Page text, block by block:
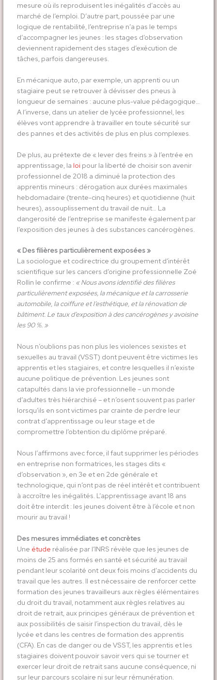
mesure où ils reproduisent les inégalités d’accès au
marché de l’emploi. D’autre part, poussée par une
logique de rentabilité, l’entreprise n’a pas le temps
d’accompagner les jeunes : les stages d’observation
deviennent rapidement des stages d’exécution de
tâches, parfois dangereuses.
En mécanique auto, par exemple, un apprenti ou un
stagiaire peut se retrouver à dévisser des pneus à
longueur de semaines : aucune plus-value pédagogique…
A l’inverse, dans un atelier de lycée professionnel, les
élèves vont apprendre à travailler en toute sécurité sur
des pannes et des activités de plus en plus complexes.
De plus, au prétexte de « lever des freins » à l’entrée en
apprentissage, la loi pour la liberté de choisir son avenir
professionnel de 2018 a diminué la protection des
apprentis mineurs : dérogation aux durées maximales
hebdomadaire (trente-cinq heures) et quotidienne (huit
heures), assouplissement du travail de nuit… La
dangerosité de l’entreprise se manifeste également par
l’exposition des jeunes à des substances cancérogènes.
« Des filières particulièrement exposées »
La sociologue et codirectrice du groupement d’intérêt
scientifique sur les cancers d’origine professionnelle Zoé
Rollin le confirme : « Nous avons identifié des filières
particulièrement exposées, la mécanique et la carrosserie
automobile, la coiffure et l’esthétique, et la rénovation de
bâtiment. Le taux d’exposition à des cancérogènes y avoisine
les 90 %. »
Nous n’oublions pas non plus les violences sexistes et
sexuelles au travail (VSST) dont peuvent être victimes les
apprentis et les stagiaires, et contre lesquelles il n’existe
aucune politique de prévention. Les jeunes sont
catapultés dans la vie professionnelle – un monde
d’adultes très hiérarchisé – et n’osent souvent pas parler
lorsqu’ils en sont victimes par crainte de perdre leur
contrat d’apprentissage ou leur stage et de
compromettre l’obtention du diplôme préparé.
Nous l’affirmons avec force, il faut supprimer les périodes
en entreprise non formatrices, les stages dits «
d’observation », en 3e et en 2de générale et
technologique, qui n’ont pas de réel intérêt et contribuent
à accroître les inégalités. L’apprentissage avant 18 ans
doit être interdit : les jeunes doivent être à l’école et non
mourir au travail !
Des mesures immédiates et concrètes
Une étude réalisée par l’INRS révèle que les jeunes de
moins de 25 ans formés en santé et sécurité au travail
pendant leur scolarité ont deux fois moins d’accidents du
travail que les autres. Il est nécessaire de renforcer cette
formation des jeunes travailleurs aux règles élémentaires
du droit du travail, notamment aux règles relatives au
droit de retrait, aux principes généraux de prévention et
aux possibilités de saisir l’inspection du travail, dès le
lycée et dans les centres de formation des apprentis
(CFA). En cas de danger ou de VSST, les apprentis et les
stagiaires doivent pouvoir savoir vers qui se tourner et
exercer leur droit de retrait sans aucune conséquence, ni
sur leur parcours scolaire ni sur leur rémunération.